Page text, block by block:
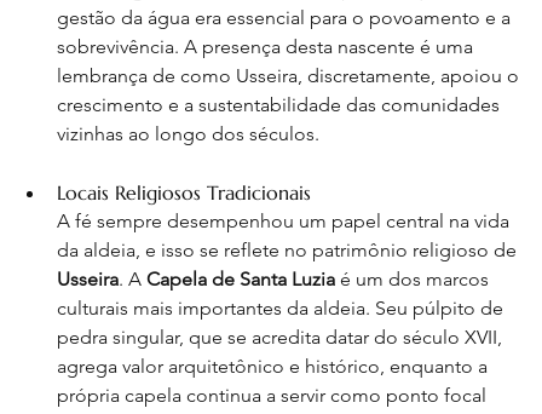
gestão da água era essencial para o povoamento e a
sobrevivência. A presença desta nascente é uma
lembrança de como Usseira, discretamente, apoiou o
crescimento e a sustentabilidade das comunidades
vizinhas ao longo dos séculos.
Locais Religiosos Tradicionais
A fé sempre desempenhou um papel central na vida
da aldeia, e isso se reflete no patrimônio religioso de
Usseira. A Capela de Santa Luzia é um dos marcos
culturais mais importantes da aldeia. Seu púlpito de
pedra singular, que se acredita datar do século XVII,
agrega valor arquitetônico e histórico, enquanto a
própria capela continua a servir como ponto focal